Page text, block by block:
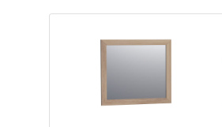
De overige varianten